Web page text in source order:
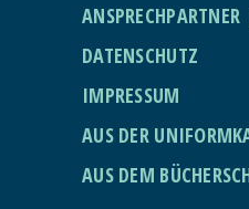
DATENSCHUTZ
IMPRESSUM
AUS DER
AUS DEM